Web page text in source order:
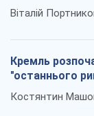
Віталій
Кремль
"останнього
Костянтин